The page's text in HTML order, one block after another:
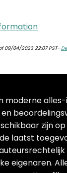
09/04/2023 22:07 PST-
moderne
zijn
laatst
eigenaren.